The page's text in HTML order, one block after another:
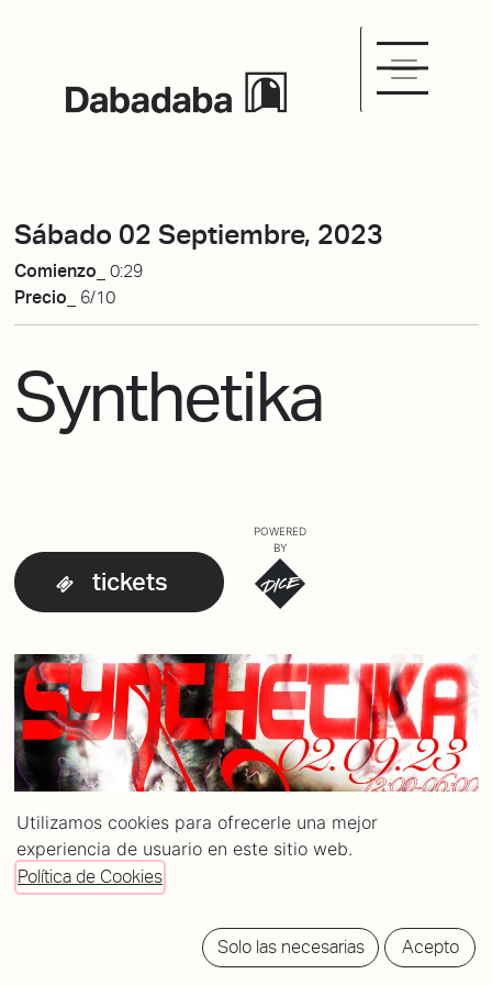
Sábado 02 Septiembre, 2023
Comienzo_ 0:29
Precio_ 6/10
Synthetika
tickets
POWERED
BY
Utilizamos cookies para ofrecerle una mejor
experiencia de usuario en este sitio web.
Política de Cookies
Solo las necesarias Acepto